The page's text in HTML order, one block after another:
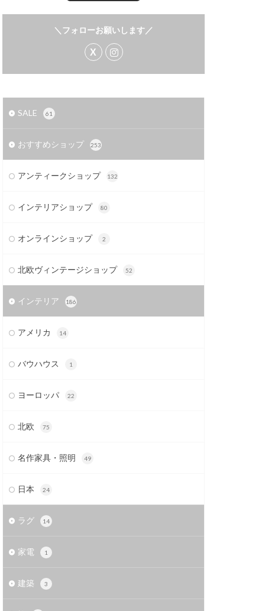
＼フォローお願いします／
SALE 61
おすすめショップ 253
アンティークショップ 132
インテリアショップ 80
オンラインショップ 2
北欧ヴィンテージショップ 52
インテリア 186
アメリカ 14
バウハウス 1
ヨーロッパ 22
北欧 75
名作家具・照明 49
日本 24
ラグ 14
家電 1
建築 3